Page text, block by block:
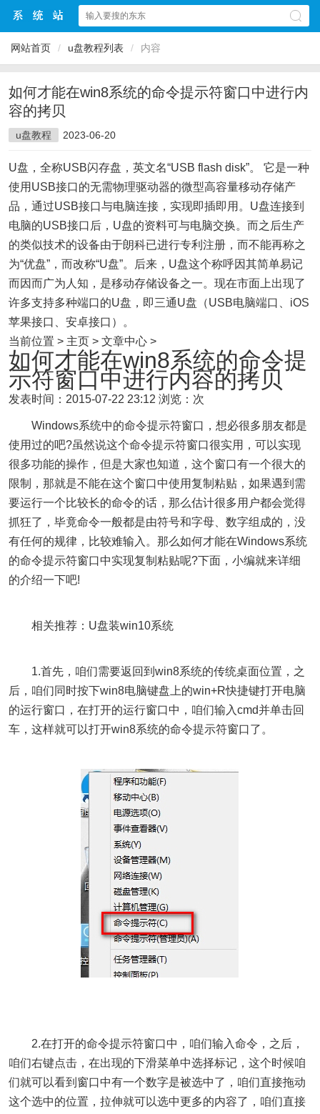
网站首页 / u盘教程列表 / 内容
如何才能在win8系统的命令提示符窗口中进行内
容的拷贝
u盘教程 2023-06-20
U盘，全称USB闪存盘，英文名“USB flash disk”。 它是一种
使用USB接口的无需物理驱动器的微型高容量移动存储产
品，通过USB接口与电脑连接，实现即插即用。U盘连接到
电脑的USB接口后，U盘的资料可与电脑交换。而之后生产
的类似技术的设备由于朗科已进行专利注册，而不能再称之
为“优盘”，而改称“U盘”。后来，U盘这个称呼因其简单易记
而因而广为人知，是移动存储设备之一。现在市面上出现了
许多支持多种端口的U盘，即三通U盘（USB电脑端口、iOS
苹果接口、安卓接口）。
当前位置 > 主页 > 文章中心 >
如何才能在win8系统的命令提
示符窗口中进行内容的拷贝
发表时间：2015-07-22 23:12 浏览：次
Windows系统中的命令提示符窗口，想必很多朋友都是
使用过的吧?虽然说这个命令提示符窗口很实用，可以实现
很多功能的操作，但是大家也知道，这个窗口有一个很大的
限制，那就是不能在这个窗口中使用复制粘贴，如果遇到需
要运行一个比较长的命令的话，那么估计很多用户都会觉得
抓狂了，毕竟命令一般都是由符号和字母、数字组成的，没
有任何的规律，比较难输入。那么如何才能在Windows系统
的命令提示符窗口中实现复制粘贴呢?下面，小编就来详细
的介绍一下吧!
相关推荐：U盘装win10系统
1.首先，咱们需要返回到win8系统的传统桌面位置，之
后，咱们同时按下win8电脑键盘上的win+R快捷键打开电脑
的运行窗口，在打开的运行窗口中，咱们输入cmd并单击回
车，这样就可以打开win8系统的命令提示符窗口了。
2.在打开的命令提示符窗口中，咱们输入命令，之后，
咱们右键点击，在出现的下滑菜单中选择标记，这个时候咱
们就可以看到窗口中有一个数字是被选中了，咱们直接拖动
这个选中的位置，拉伸就可以选中更多的内容了，咱们直接